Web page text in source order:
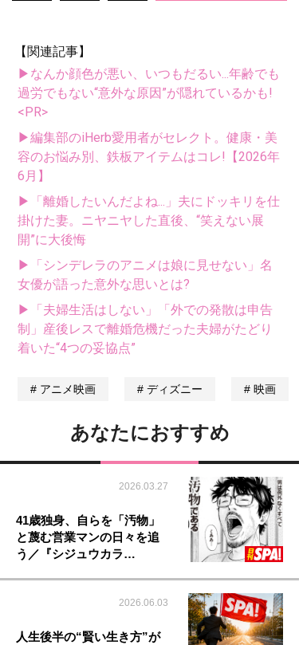
【関連記事】
▶なんか顔色が悪い、いつもだるい...年齢でも
過労でもない“意外な原因”が隠れているかも!
<PR>
▶編集部のiHerb愛用者がセレクト。健康・美
容のお悩み別、鉄板アイテムはコレ!【2026年
6月】
▶「離婚したいんだよね...」夫にドッキリを仕
掛けた妻。ニヤニヤした直後、“笑えない展
開”に大後悔
▶「シンデレラのアニメは娘に見せない」名
女優が語った意外な思いとは?
▶「夫婦生活はしない」「外での発散は申告
制」産後レスで離婚危機だった夫婦がたどり
着いた“4つの妥協点”
アニメ映画 ディズニー 映画
あなたにおすすめ
2026.03.27
41歳独身、自らを「汚物」
と蔑む営業マンの日々を追
う／『シジュウカラ…
2026.06.03
人生後半の“賢い生き方”が